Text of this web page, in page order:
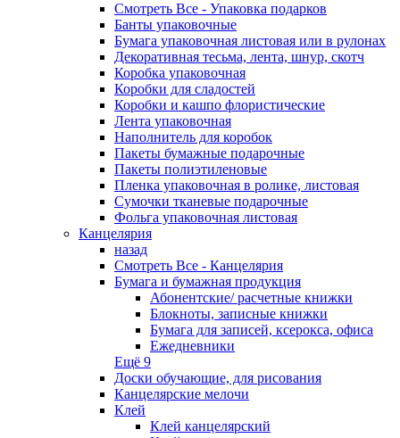
Смотреть Все - Упаковка подарков
Банты упаковочные
Бумага упаковочная листовая или в рулонах
Декоративная тесьма, лента, шнур, скотч
Коробка упаковочная
Коробки для сладостей
Коробки и кашпо флористические
Лента упаковочная
Наполнитель для коробок
Пакеты бумажные подарочные
Пакеты полиэтиленовые
Пленка упаковочная в ролике, листовая
Сумочки тканевые подарочные
Фольга упаковочная листовая
Канцелярия
назад
Смотреть Все - Канцелярия
Бумага и бумажная продукция
Абонентские/ расчетные книжки
Блокноты, записные книжки
Бумага для записей, ксерокса, офиса
Ежедневники
Ещё 9
Доски обучающие, для рисования
Канцелярские мелочи
Клей
Клей канцелярский